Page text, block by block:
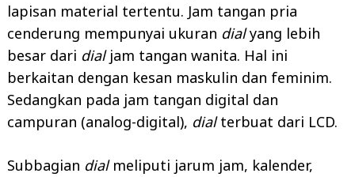
lapisan material tertentu. Jam tangan pria
cenderung mempunyai ukuran dialyang lebih
besar dari dialjam tangan wanita. Hal ini
berkaitan dengan kesan maskulin dan feminim.
Sedangkan pada jam tangan digital dan
campuran (analog-digital), dialterbuat dari LCD.
Subbagian dialmeliputi jarum jam, kalender,